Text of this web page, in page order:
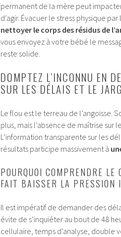
permanent de la mère peut
d’agir. Évacuer le stress physique
nettoyer le corps des résidus de
vous envoyez à votre bébé le
reste solide.
DOMPTEZ L’INCONNU EN
SUR LES DÉLAIS ET LE
Le flou est le terreau de l’angoisse.
plus, mais l’absence de maîtrise
L’information transparente sur les
résultats participe massivement à
POURQUOI COMPRENDRE
FAIT BAISSER LA PRESSION
Il est impératif de demander des
évite de s’inquiéter au bout de 48
cellulaire, temps d’analyse, double